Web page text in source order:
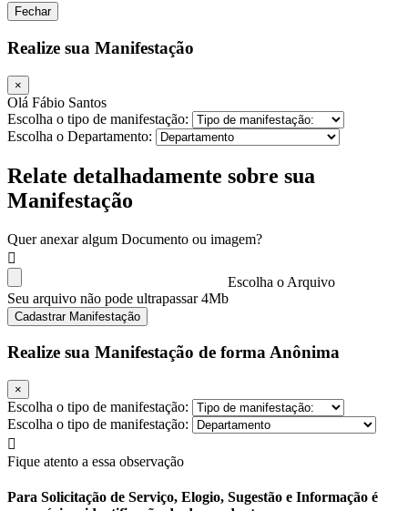
Fechar
Realize sua Manifestação
×
Olá Fábio Santos
Escolha o tipo de manifestação:
Escolha o Departamento:
Relate detalhadamente sobre sua
Manifestação
Quer anexar algum Documento ou imagem?
Escolha o Arquivo
Seu arquivo não pode ultrapassar 4Mb
Cadastrar Manifestação
Realize sua Manifestação de forma Anônima
×
Escolha o tipo de manifestação:
Escolha o tipo de manifestação:
Fique atento a essa observação
Para Solicitação de Serviço, Elogio, Sugestão e Informação é